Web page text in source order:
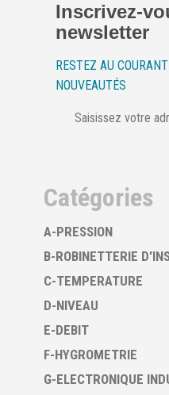
Inscrivez-
newsletter
RESTEZ AU
NOUVEAUTÉS
Catégories
A-PRESSION
B-ROBINETTERIE
C-TEMPERATURE
D-NIVEAU
E-DEBIT
F-HYGROMETRIE
G-ELECTRONIQUE